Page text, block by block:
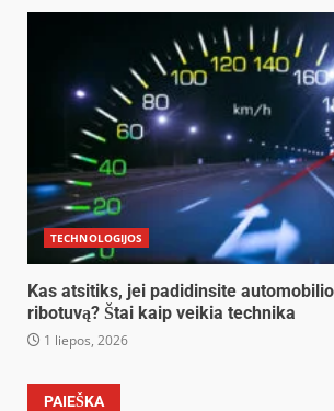
TECHNOLOGIJOS
Kas atsitiks, jei padidinsite
ribotuvą? Štai kaip veikia technika
1 liepos, 2026
PAIEŠKA